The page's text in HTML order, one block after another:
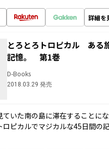
詳細を
とろとろトロピカル ある
記憶。 第1巻
D-Books
2018.03.29 発売
ていた南の島に滞在することに
ロピカルでマジカルな45日間の